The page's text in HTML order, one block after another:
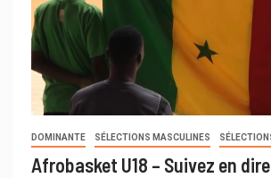
DOMINANTE SÉLECTIONS MASCULINES
Afrobasket U18 – Suivez en